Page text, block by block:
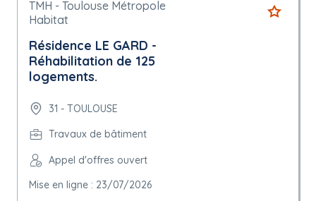
TMH - Toulouse Métropole
Habitat
Résidence LE GARD -
Réhabilitation de 125
logements.
31 - TOULOUSE
Travaux de bâtiment
Appel d'offres ouvert
Mise en ligne : 23/07/2026